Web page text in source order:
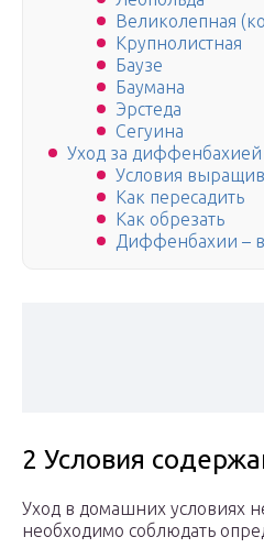
Великолепная
Крупнолистная
Баузе
Баумана
Эрстеда
Сегуина
Уход за
Условия
Как пересадить
Как обрезать
Диффенбахии –
2 Условия
Уход в домашних условиях
необходимо соблюдать